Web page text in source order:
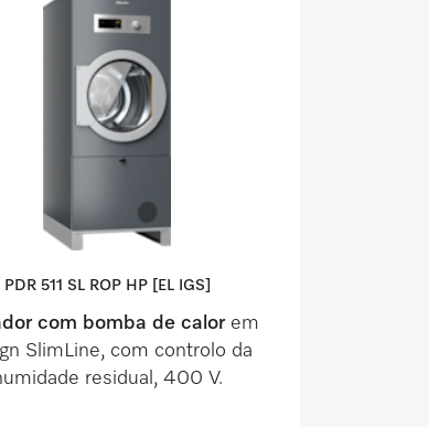
PDR 511 SL ROP HP [EL IGS]
com bomba de calor em
SlimLine, com controlo da
residual, 400 V.